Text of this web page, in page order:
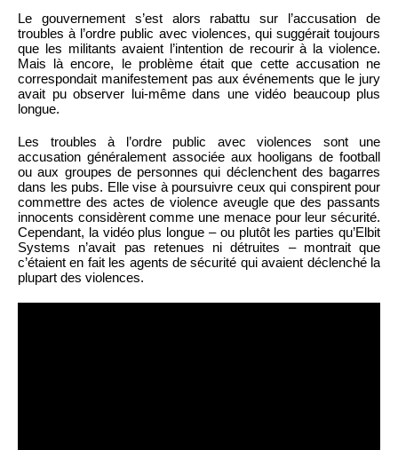
Le gouvernement s’est alors rabattu sur l’accusation de
troubles à l’ordre public avec violences, qui suggérait toujours
que les militants avaient l’intention de recourir à la violence.
Mais là encore, le problème était que cette accusation ne
correspondait manifestement pas aux événements que le jury
avait pu observer lui-même dans une vidéo beaucoup plus
longue.
Les troubles à l’ordre public avec violences sont une
accusation généralement associée aux hooligans de football
ou aux groupes de personnes qui déclenchent des bagarres
dans les pubs. Elle vise à poursuivre ceux qui conspirent pour
commettre des actes de violence aveugle que des passants
innocents considèrent comme une menace pour leur sécurité.
Cependant, la vidéo plus longue – ou plutôt les parties qu’Elbit
Systems n’avait pas retenues ni détruites – montrait que
c’étaient en fait les agents de sécurité qui avaient déclenché la
plupart des violences.